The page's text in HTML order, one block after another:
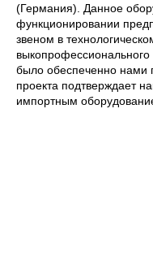
(Германия). Данное
функционировании
звеном в
выкопрофессионального
было обеспеченно нами
проекта подтверждает
импортным